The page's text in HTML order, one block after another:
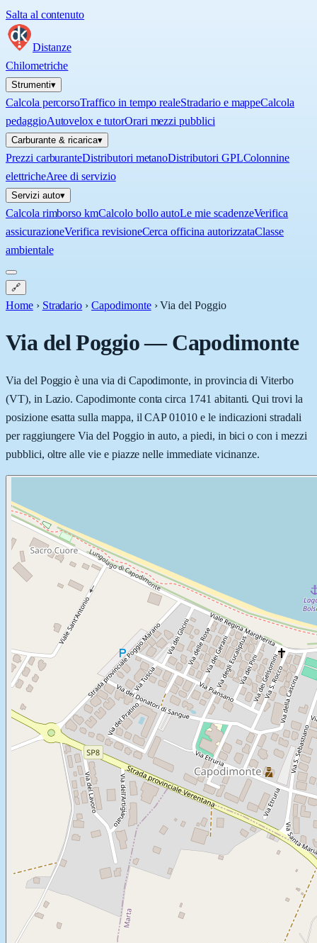
Salta al contenuto
Distanze
Chilometriche
Strumenti▾
Calcola percorsoTraffico in tempo realeStradario e mappeCalcola
pedaggioAutovelox e tutorOrari mezzi pubblici
Carburante & ricarica▾
Prezzi carburanteDistributori metanoDistributori GPLColonnine
elettricheAree di servizio
Servizi auto▾
Calcola rimborso kmCalcolo bollo autoLe mie scadenzeVerifica
assicurazioneVerifica revisioneCerca officina autorizzataClasse
ambientale
🔗
Home › Stradario › Capodimonte ›Via del Poggio
Via del Poggio—Capodimonte
Via del Poggio è una via di Capodimonte, in provincia di Viterbo
(VT), in Lazio. Capodimonte conta circa 1741 abitanti. Qui trovi la
posizione esatta sulla mappa, il CAP 01010 e le indicazioni stradali
per raggiungere Via del Poggio in auto, a piedi, in bici o con i mezzi
pubblici, oltre alle vie e piazze nelle immediate vicinanze.